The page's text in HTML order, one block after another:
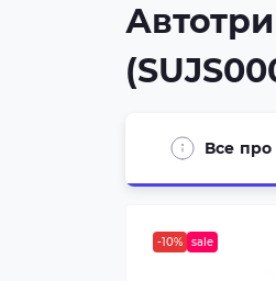
Все про
-10% sale